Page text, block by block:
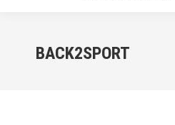
BACK2SPORT